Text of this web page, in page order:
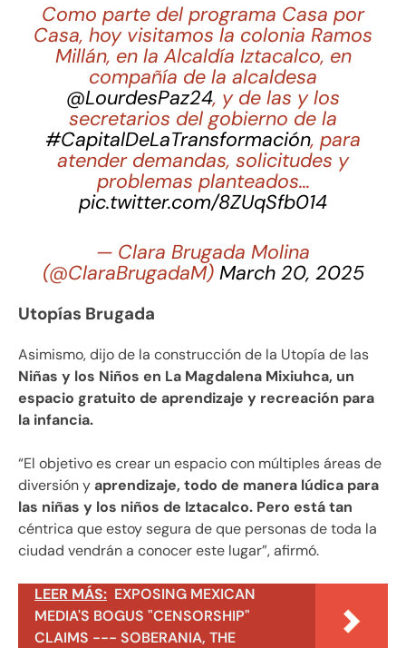
Como parte del programa Casa por
Casa, hoy visitamos la colonia Ramos
Millán, en la Alcaldía Iztacalco, en
compañía de la alcaldesa
@LourdesPaz24, y de las y los
secretarios del gobierno de la
#CapitalDeLaTransformación, para
atender demandas, solicitudes y
problemas planteados…
pic.twitter.com/8ZUqSfb014
— Clara Brugada Molina
(@ClaraBrugadaM) March 20, 2025
Utopías Brugada
Asimismo, dijo de la construcción de la Utopía de las
Niñas y los Niños en La Magdalena Mixiuhca, un
espacio gratuito de aprendizaje y recreación para
la infancia.
“El objetivo es crear un espacio con múltiples áreas de
diversión yaprendizaje, todo de manera lúdica para
las niñas y los niños de Iztacalco. Pero está tan
céntrica que estoy segura de que personas de toda la
ciudad vendrán a conocer este lugar”, afirmó.
LEER MÁS: EXPOSING MEXICAN
MEDIA'S BOGUS "CENSORSHIP"
CLAIMS --- SOBERANIA, THE